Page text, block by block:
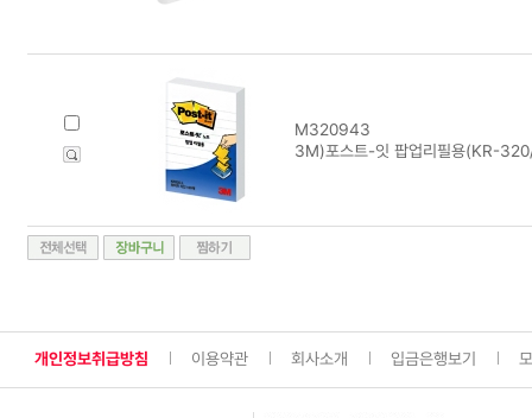
M320943
3M)포스트-잇 팝업리필용(KR-
개인정보취급방침 이용약관 회사소개 입금은행보기